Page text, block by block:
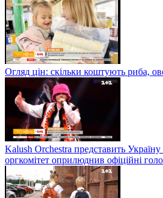
Огляд цін: скільки коштують риба,
Kalush Orchestra представить
оргкомітет оприлюднив офіційні